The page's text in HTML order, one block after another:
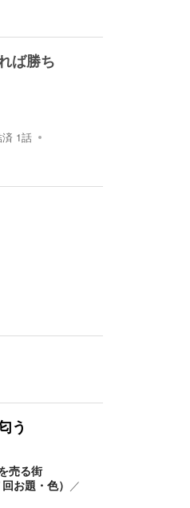
ば勝ち
1話
う
売る街
お題・色） ／